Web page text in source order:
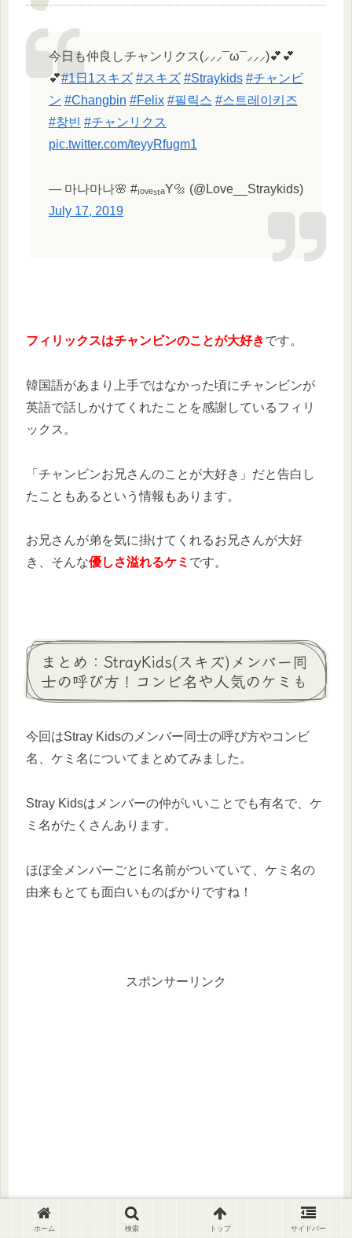
今日も仲良しチャンリクス(⸝⸝⸝¯ω¯⸝⸝⸝)💕💕
💕#1日1スキズ #スキズ #Straykids #チャンビ
ン #Changbin #Felix #필릭스 #스트레이키즈
#창빈 #チャンリクス
pic.twitter.com/teyyRfugm1
— 마나마나🌸 #ₗₒᵥₑₛₜₐY🔩 (@Love__Straykids)
July 17, 2019
フィリックスはチャンビンのことが大好きです。
韓国語があまり上手ではなかった頃にチャンビンが
英語で話しかけてくれたことを感謝しているフィリ
ックス。
「チャンビンお兄さんのことが大好き」だと告白し
たこともあるという情報もあります。
お兄さんが弟を気に掛けてくれるお兄さんが大好
き、そんな優しさ溢れるケミ です。
まとめ：StrayKids(スキズ)メンバー同
士の呼び方！コンビ名や人気のケミも
今回はStray Kidsのメンバー同士の呼び方やコンビ
名、ケミ名についてまとめてみました。
Stray Kidsはメンバーの仲がいいことでも有名で、ケ
ミ名がたくさんあります。
ほぼ全メンバーごとに名前がついていて、ケミ名の
由来もとても面白いものばかりですね！
スポンサーリンク
ホーム 検索 トップ サイドバー